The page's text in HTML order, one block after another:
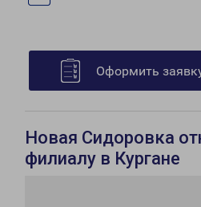
Оформить
Новая Сидоровка
филиалу в Кургане